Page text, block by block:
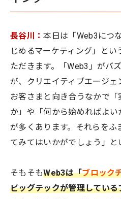
長谷川：本日は「Web3につ
じめるマーケティング」と
ただきます。「Web3」がバ
が、クリエイティブエージ
お客さまと向き合うなかで
か」や「何から始めればよ
が多くあります。それらをふ
てみてはいかがでしょう」と
そもそもWeb3は「ブロック
ビッグテックが管理してい